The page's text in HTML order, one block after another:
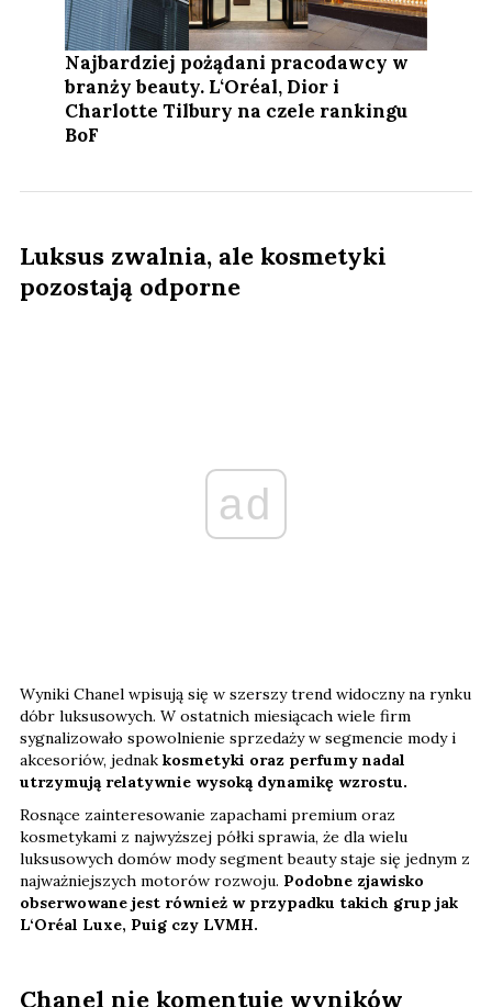
Najbardziej pożądani pracodawcy w
branży beauty. L‘Oréal, Dior i
Charlotte Tilbury na czele rankingu
BoF
Luksus zwalnia, ale kosmetyki
pozostają odporne
ad
Wyniki Chanel wpisują się w szerszy trend widoczny na rynku
dóbr luksusowych. W ostatnich miesiącach wiele firm
sygnalizowało spowolnienie sprzedaży w segmencie mody i
akcesoriów, jednak kosmetyki oraz perfumy nadal
utrzymują relatywnie wysoką dynamikę wzrostu.
Rosnące zainteresowanie zapachami premium oraz
kosmetykami z najwyższej półki sprawia, że dla wielu
luksusowych domów mody segment beauty staje się jednym z
najważniejszych motorów rozwoju. Podobne zjawisko
obserwowane jest również w przypadku takich grup jak
L‘Oréal Luxe, Puig czy LVMH.
Chanel nie komentuje wyników